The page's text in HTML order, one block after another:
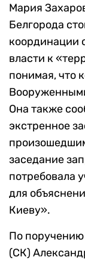
Мария
Белгорода
координации
власти к
понимая, что
Она также
экстренное
заседание
потребовала
для
Киеву».
По поручению
(СК)